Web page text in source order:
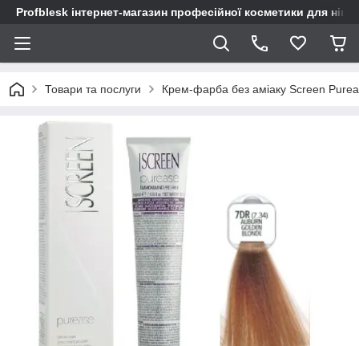
Profblesk інтернет-магазин професійної косметики для
Товари та послуги Крем-фарба без аміаку Screen